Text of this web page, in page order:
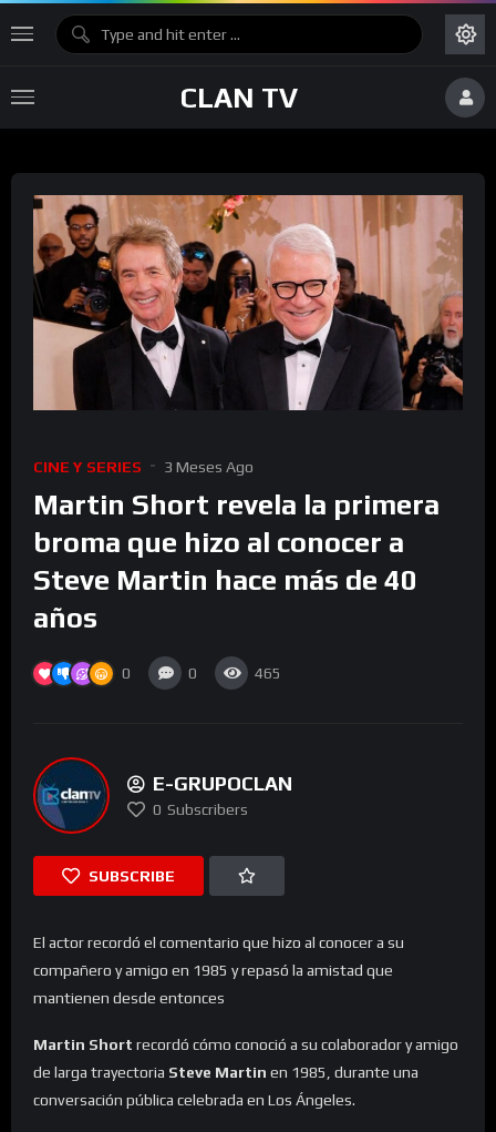
CLAN TV
CINE Y SERIES 3 Meses Ago
Martin Short revela la primera
broma que hizo al conocer a
Steve Martin hace más de 40
años
0 0 465
E-GRUPOCLAN
0 Subscribers
SUBSCRIBE
El actor recordó el comentario que hizo al conocer a su
compañero y amigo en 1985 y repasó la amistad que
mantienen desde entonces
Martin Short recordó cómo conoció a su colaborador y amigo
de larga trayectoria Steve Martin en 1985, durante una
conversación pública celebrada en Los Ángeles.